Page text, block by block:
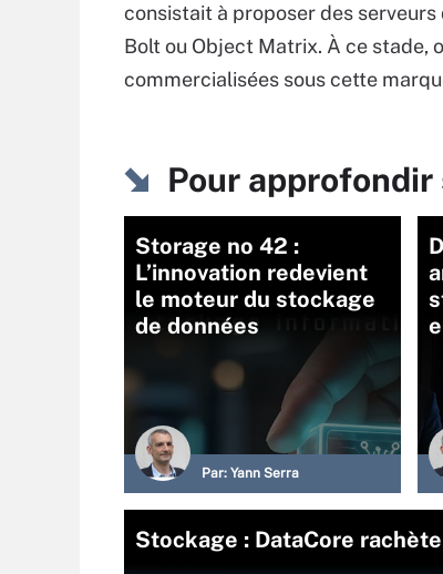
consistait à proposer des
Bolt ou Object Matrix. À ce stade,
commercialisées sous cette
Pour
Storage no 42 :
L’innovation redevient
le moteur du stockage
de données
Par: Yann Serra
Stockage : DataCore